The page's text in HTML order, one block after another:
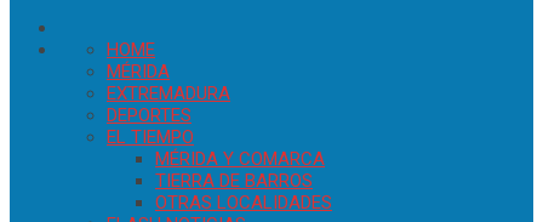
HOME
MÉRIDA
EXTREMADURA
DEPORTES
EL TIEMPO
MÉRIDA Y COMARCA
TIERRA DE BARROS
OTRAS LOCALIDADES